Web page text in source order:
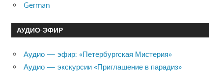
German
АУДИО-ЭФИР
Аудио — эфир: «Петербургская Мистерия»
Аудио — экскурсии «Приглашение в парадиз»